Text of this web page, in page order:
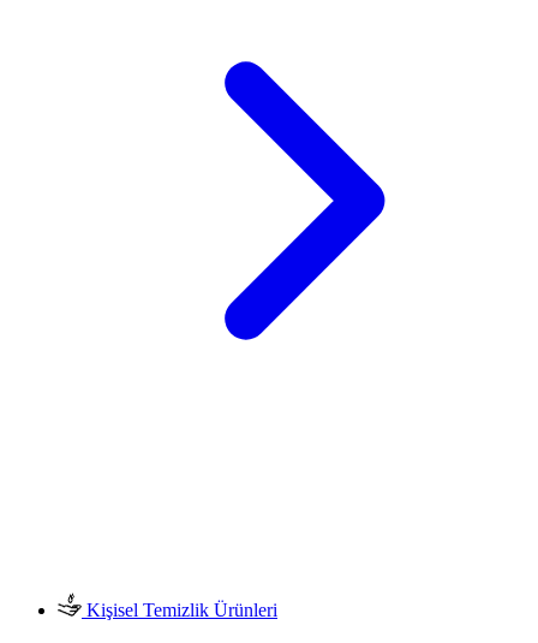
Kişisel Temizlik Ürünleri